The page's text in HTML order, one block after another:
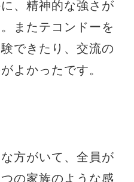
、精神的な強さが
またテコンドーを
できたり、交流の
よかったです。
方がいて、全員が
の家族のような感